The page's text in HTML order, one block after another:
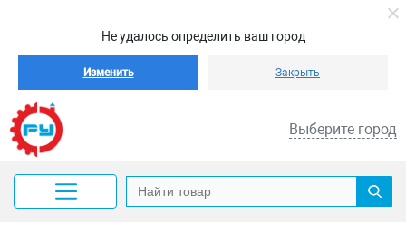
Не удалось определить ваш город
Изменить Закрыть
Выберите город